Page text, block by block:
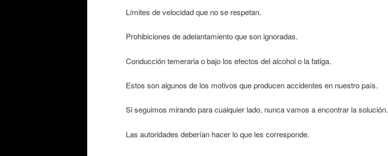
Límites de velocidad que no se respetan.
Prohibiciones de adelantamiento que son ignoradas.
Conducción temeraria o bajo los efectos del alcohol o la fatiga.
Estos son algunos de los motivos que producen accidentes en nuestro país.
Si seguimos mirando para cualquier lado, nunca vamos a encontrar la solución.
Las autoridades deberían hacer lo que les corresponde.